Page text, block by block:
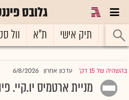
גלובס
ראשי תיק אישי ת"א וול
בהשהיה של 15 דק' |עדכון אחרון 6/8/2026
מניית ארטמיס יו.קיי.